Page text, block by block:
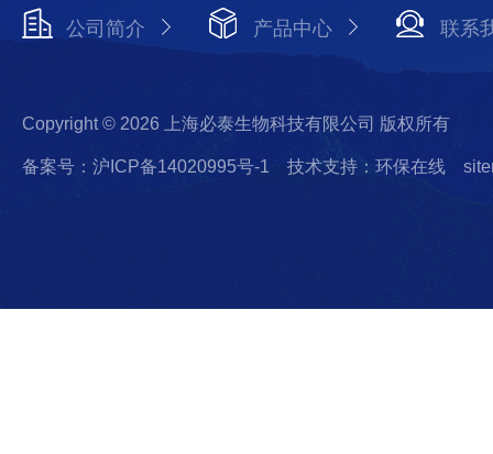
公司简介 产品中心 联系
Copyright © 2026 上海必泰生物科技有限公司 版权所有
备案号：沪ICP备14020995号-1 技术支持：环保在线